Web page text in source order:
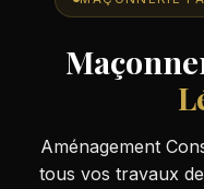
Aménagement
tous vos travaux